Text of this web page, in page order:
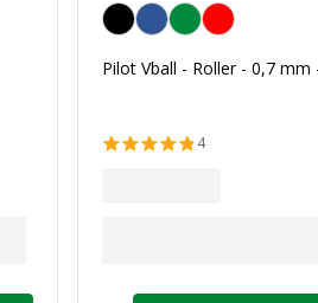
Noir
Pilot Vball - Roller - 0,7 mm
4